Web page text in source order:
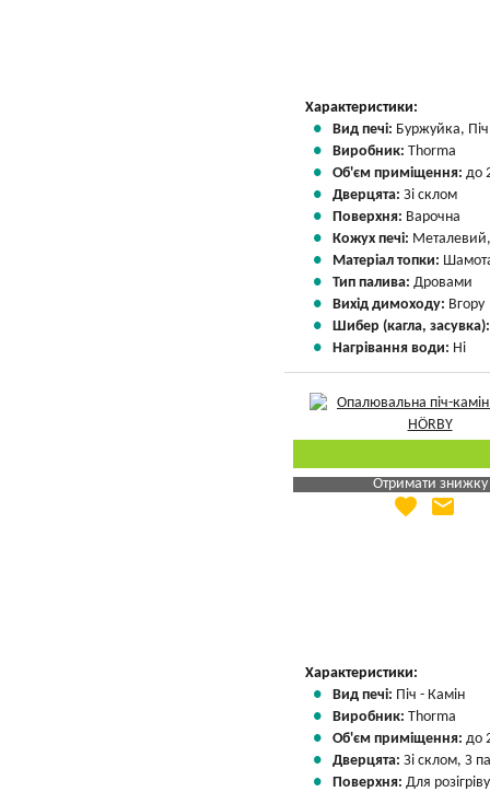
Характеристики:
Вид печі: Буржуйка,
Виробник: Thorma
Об'єм приміщення: до
Дверцята: Зі склом
Поверхня: Варочна
Кожух печі:
Матеріал топки:
Тип палива: Дровами
Вихід димоходу: Вгору
Шибер (кагла,
Нагрівання води: Ні
Отримати знижку
Яка Ваша ціна
favorite email
Характеристики:
Вид печі: Піч - Камін
Виробник: Thorma
Об'єм приміщення: до
Дверцята: Зі склом, З
Поверхня: Для розігріву